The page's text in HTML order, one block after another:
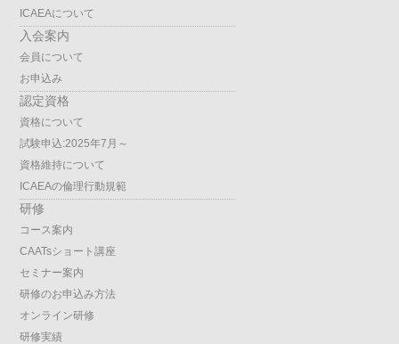
ICAEAについて
入会案内
会員について
お申込み
認定資格
資格について
試験申込:2025年7月～
資格維持について
ICAEAの倫理行動規範
研修
コース案内
CAATsショート講座
セミナー案内
研修のお申込み方法
オンライン研修
研修実績